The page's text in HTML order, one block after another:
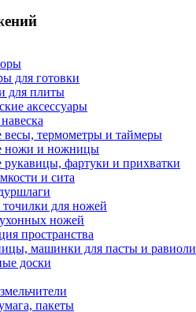
для готовки
для плиты
аксессуары
весы, термометры и таймеры
ножи и ножницы
фартуки и прихватки
и сита
для ножей
ножей
пространства
машинки для пасты и равиоли
доски
пакеты